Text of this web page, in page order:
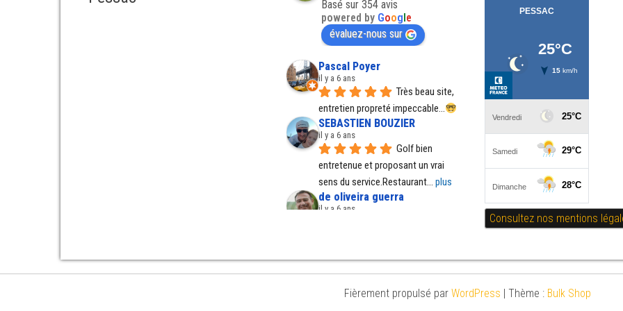
Basé sur 354 avis
powered by Google
évaluez-nous sur
Pascal Poyer
il y a 6 ans
Très beau site,
entretien propreté impeccable...
SEBASTIEN BOUZIER
il y a 6 ans
Golf bien
entretenue et proposant un vrai
sens du service.Restaurant... plus
de oliveira guerra
il y a 6 ans
Régine Santos
Il est tout fait
Consultez nos mentions
Fièrement propulsé par WordPress | Thème : Bulk Shop